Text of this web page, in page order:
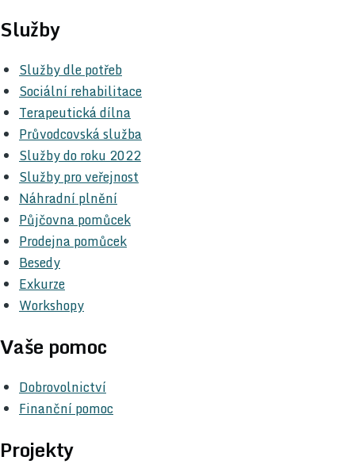
Služby
Služby dle potřeb
Sociální rehabilitace
Terapeutická dílna
Průvodcovská služba
Služby do roku 2022
Služby pro veřejnost
Náhradní plnění
Půjčovna pomůcek
Prodejna pomůcek
Besedy
Exkurze
Workshopy
Vaše pomoc
Dobrovolnictví
Finanční pomoc
Projekty